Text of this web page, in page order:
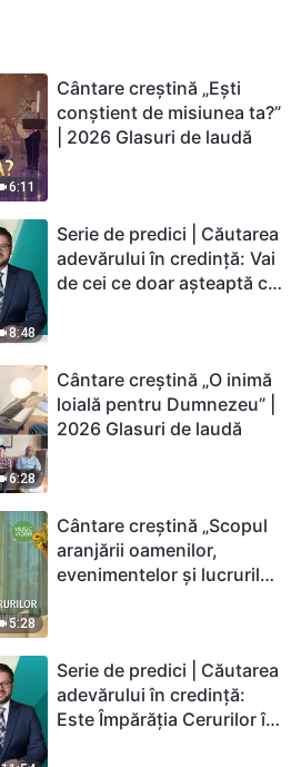
6:11
Cântare creștină „Ești
conștient de misiunea ta?”
| 2026 Glasuri de laudă
8:48
Serie de predici | Căutarea
adevărului în credință: Vai
de cei ce doar așteaptă ca
6:28
Cântare creștină „O inimă
loială pentru Dumnezeu” |
2026 Glasuri de laudă
5:28
Cântare creștină „Scopul
aranjării oamenilor,
evenimentelor și lucrurilor
Serie de predici | Căutarea
adevărului în credință:
Este Împărăția Cerurilor în